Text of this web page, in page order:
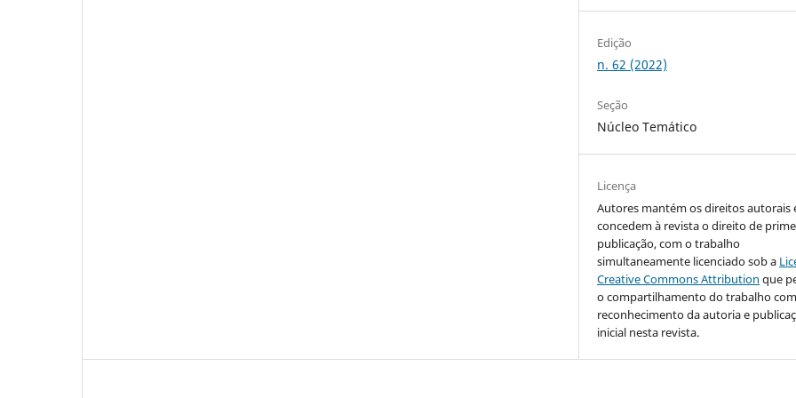
Edição
n. 62 (2022)
Seção
Núcleo Temático
Licença
Autores mantém os direitos autorais
concedem à revista o direito de
publicação, com o trabalho
simultaneamente licenciado sob a
Creative Commons Attribution que
o compartilhamento do trabalho com
reconhecimento da autoria e
inicial nesta revista.